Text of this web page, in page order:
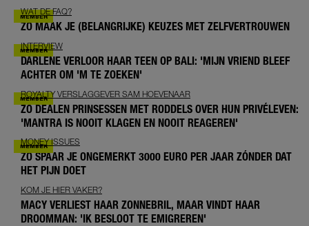
WAT DE FAQ?
ZO MAAK JE (BELANGRIJKE) KEUZES MET ZELFVERTROUWEN
INTERVIEW
DARLENE VERLOOR HAAR TEEN OP BALI: 'MIJN VRIEND BLEEF
ACHTER OM 'M TE ZOEKEN'
ROYALTY VERSLAGGEVER SAM HOEVENAAR
ZO DEALEN PRINSESSEN MET RODDELS OVER HUN PRIVÉLEVEN:
'MANTRA IS NOOIT KLAGEN EN NOOIT REAGEREN'
MONEY ISSUES
ZO SPAAR JE ONGEMERKT 3000 EURO PER JAAR ZÓNDER DAT
HET PIJN DOET
KOM JE HIER VAKER?
MACY VERLIEST HAAR ZONNEBRIL, MAAR VINDT HAAR
DROOMMAN: 'IK BESLOOT TE EMIGREREN'